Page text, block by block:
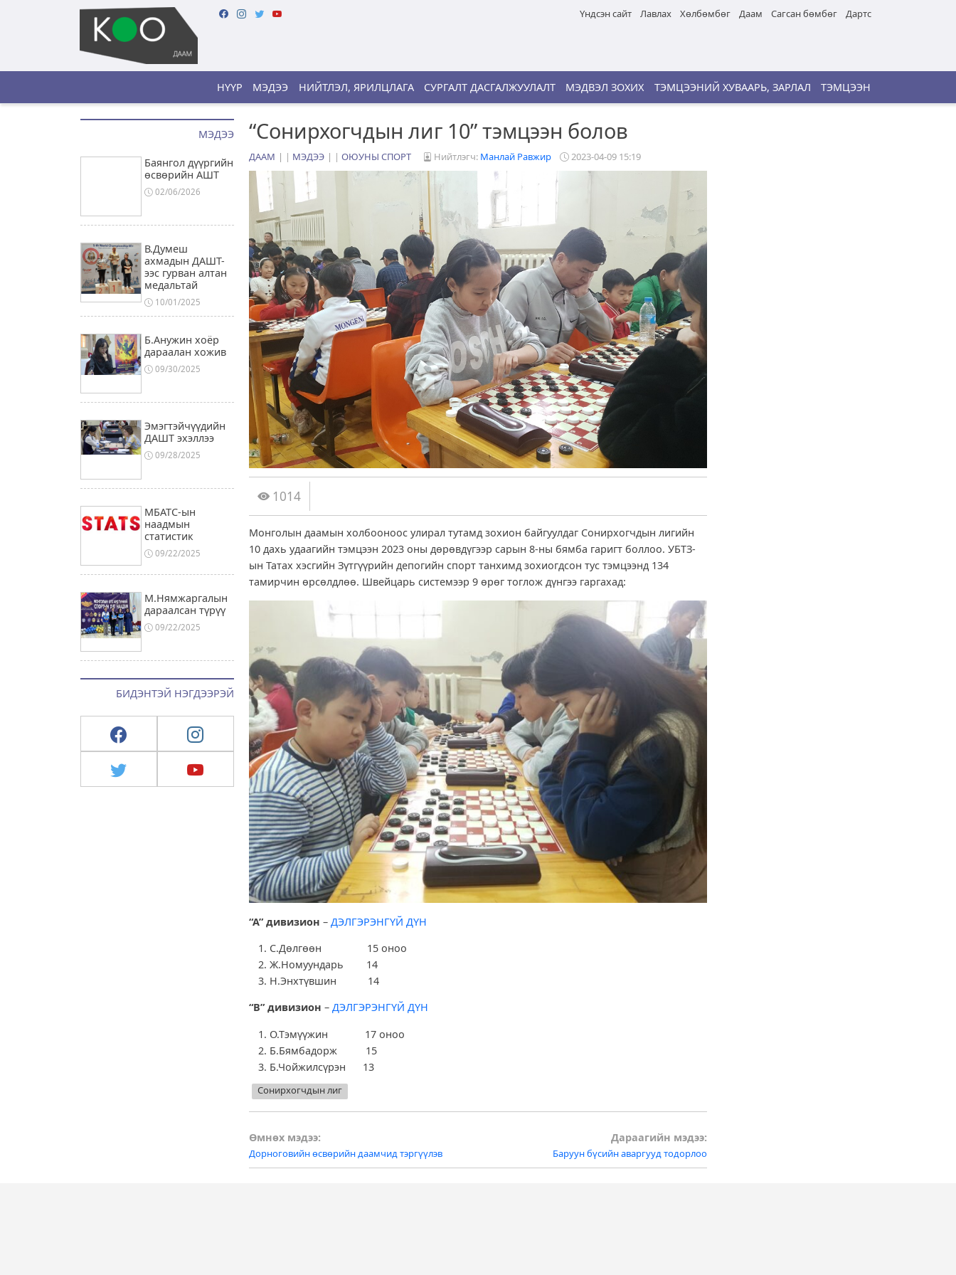
Үндсэн сайт Лавлах Хөлбөмбөг Даам Сагсан бөмбөг Дартс
НҮҮР МЭДЭЭ НИЙТЛЭЛ, ЯРИЛЦЛАГА СУРГАЛТ ДАСГАЛЖУУЛАЛТ МЭДВЭЛ ЗОХИХ ТЭМЦЭЭНИЙ ХУВААРЬ, ЗАРЛАЛ ТЭМЦЭЭН
МЭДЭЭ
Баянгол дүүргийн
өсвөрийн АШТ
02/06/2026
В.Думеш
ахмадын ДАШТ-
ээс гурван алтан
медальтай
10/01/2025
Б.Анужин хоёр
дараалан хожив
09/30/2025
Эмэгтэйчүүдийн
ДАШТ эхэллээ
09/28/2025
МБАТС-ын
наадмын
статистик
09/22/2025
М.Нямжаргалын
дараалсан түрүү
09/22/2025
БИДЭНТЭЙ НЭГДЭЭРЭЙ
“Сонирхогчдын лиг 10” тэмцээн болов
ДААМ | МЭДЭЭ |ОЮУНЫ СПОРТ Нийтлэгч: Манлай Равжир 2023-04-09 15:19
1014
Монголын даамын холбооноос улирал тутамд зохион байгуулдаг Сонирхогчдын лигийн
10 дахь удаагийн тэмцээн 2023 оны дөрөвдүгээр сарын 8-ны бямба гаригт боллоо. УБТЗ-
ын Татах хэсгийн Зүтгүүрийн депогийн спорт танхимд зохиогдсон тус тэмцээнд 134
тамирчин өрсөлдлөө. Швейцарь системээр 9 өрөг тоглож дүнгээ гаргахад:
“А” дивизион – ДЭЛГЭРЭНГҮЙ ДҮН
С.Дөлгөөн 15 оноо
Ж.Номуундарь 14
Н.Энхтүвшин 14
“В” дивизион –ДЭЛГЭРЭНГҮЙ ДҮН
О.Тэмүүжин 17 оноо
Б.Бямбадорж 15
Б.Чойжилсүрэн 13
Сонирхогчдын лиг
Post
navigation
Өмнөх мэдээ:
Дорноговийн өсвөрийн даамчид тэргүүлэв
Дараагийн мэдээ:
Баруун бүсийн аваргууд тодорлоо